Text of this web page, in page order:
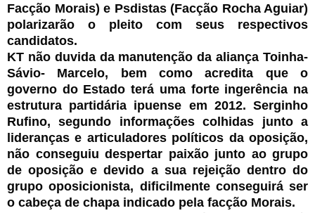
Facção Morais) e Psdistas (Facção Rocha Aguiar)
polarizarão o pleito com seus respectivos
candidatos.
KT não duvida da manutenção da aliança Toinha-
Sávio- Marcelo, bem como acredita que o
governo do Estado terá uma forte ingerência na
estrutura partidária ipuense em 2012. Serginho
Rufino, segundo informações colhidas junto a
lideranças e articuladores políticos da oposição,
não conseguiu despertar paixão junto ao grupo
de oposição e devido a sua rejeição dentro do
grupo oposicionista, dificilmente conseguirá ser
o cabeça de chapa indicado pela facção Morais.